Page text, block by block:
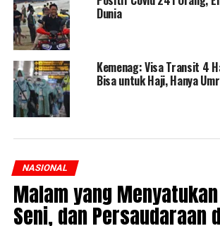
Dunia
Kemenag: Visa Transit 4
Bisa untuk Haji, Hanya
NASIONAL
Malam yang
Seni, dan Persaudaraan